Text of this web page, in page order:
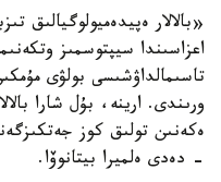
«بالالار ەپيدەميولوگيالىق
اعزاسىندا سيپتوسمىز
تاسىمالداۋشىسى بولۋى
ورىندى. ارينە، بۇل شارا
ەكەنىن تولىق كوز
- دەدى ەلميرا بيتانوۆا.